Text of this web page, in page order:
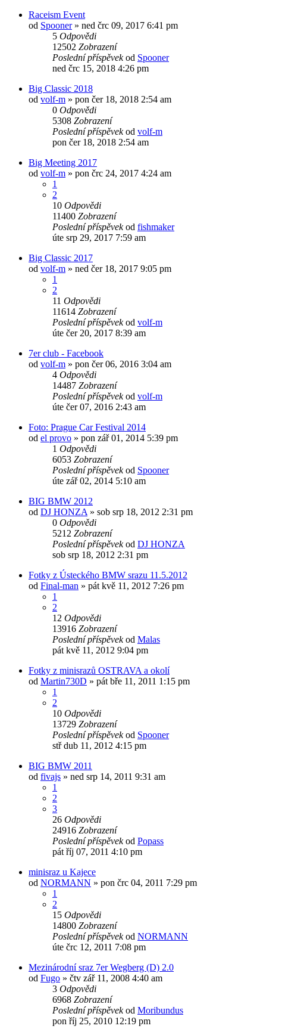
Raceism Event
od Spooner» ned črc 09, 2017 6:41 pm
5 Odpovědi
12502 Zobrazení
Poslední příspěvekod Spooner
ned črc 15, 2018 4:26 pm
Big Classic 2018
od volf-m » pon čer 18, 2018 2:54 am
0 Odpovědi
5308 Zobrazení
Poslední příspěvekod volf-m
pon čer 18, 2018 2:54 am
Big Meeting 2017
od volf-m » pon črc 24, 2017 4:24 am
1
2
10 Odpovědi
11400 Zobrazení
Poslední příspěvekod fishmaker
úte srp 29, 2017 7:59 am
Big Classic 2017
od volf-m » ned čer 18, 2017 9:05 pm
1
2
11 Odpovědi
11614 Zobrazení
Poslední příspěvekod volf-m
úte čer 20, 2017 8:39 am
7er club - Facebook
od volf-m » pon čer 06, 2016 3:04 am
4 Odpovědi
14487 Zobrazení
Poslední příspěvekod volf-m
úte čer 07, 2016 2:43 am
Foto: Prague Car Festival 2014
od el provo » pon zář 01, 2014 5:39 pm
1 Odpovědi
6053 Zobrazení
Poslední příspěvekod Spooner
úte zář 02, 2014 5:10 am
BIG BMW 2012
od DJ HONZA » sob srp 18, 2012 2:31 pm
0 Odpovědi
5212 Zobrazení
Poslední příspěvekod DJ HONZA
sob srp 18, 2012 2:31 pm
Fotky z Ústeckého BMW srazu 11.5.2012
od Final-man » pát kvě 11, 2012 7:26 pm
1
2
12 Odpovědi
13916 Zobrazení
Poslední příspěvekod Malas
pát kvě 11, 2012 9:04 pm
Fotky z minisrazů OSTRAVA a okolí
od Martin730D » pát bře 11, 2011 1:15 pm
1
2
10 Odpovědi
13729 Zobrazení
Poslední příspěvekod Spooner
stř dub 11, 2012 4:15 pm
BIG BMW 2011
od fivajs » ned srp 14, 2011 9:31 am
1
2
3
26 Odpovědi
24916 Zobrazení
Poslední příspěvekod Popass
pát říj 07, 2011 4:10 pm
minisraz u Kajece
od NORMANN » pon črc 04, 2011 7:29 pm
1
2
15 Odpovědi
14800 Zobrazení
Poslední příspěvekod NORMANN
úte črc 12, 2011 7:08 pm
Mezinárodní sraz 7er Wegberg (D) 2.0
od Fugo » čtv zář 11, 2008 4:40 am
3 Odpovědi
6968 Zobrazení
Poslední příspěvekod Moribundus
pon říj 25, 2010 12:19 pm